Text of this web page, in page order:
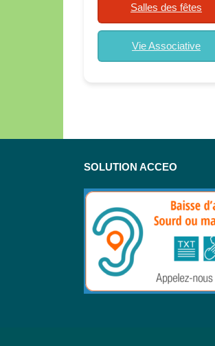
Salles des fêtes
Vie Associative
SOLUTION ACCEO